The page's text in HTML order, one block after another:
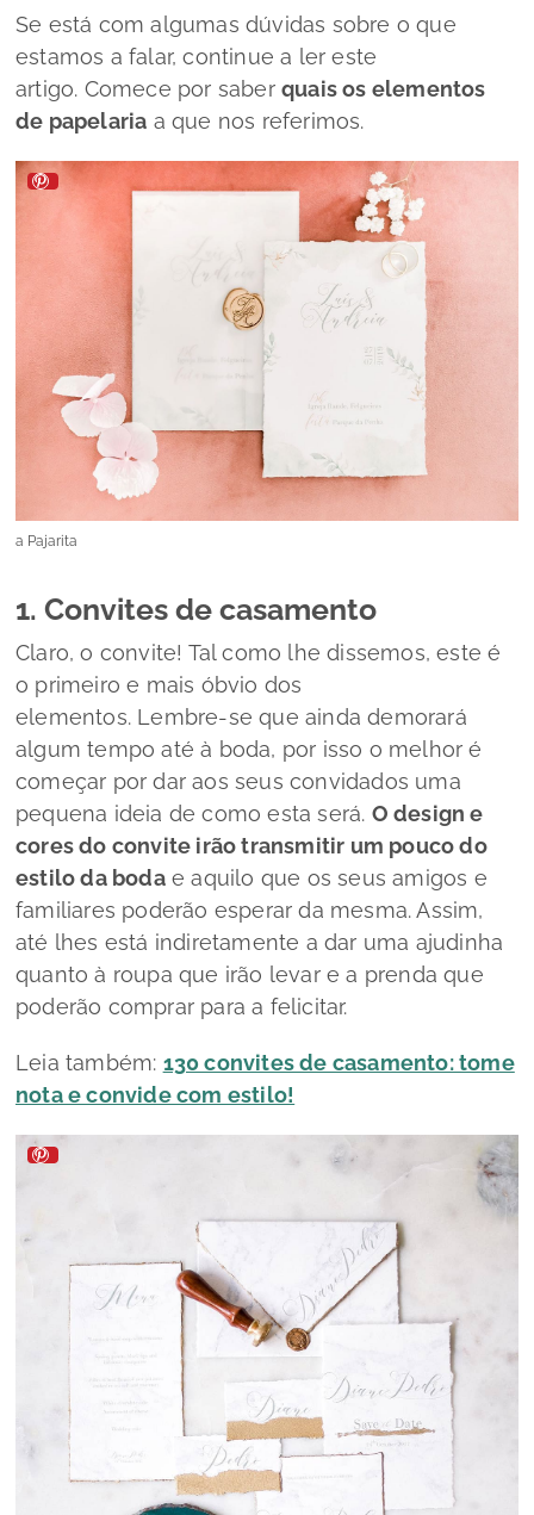
Se está com algumas dúvidas sobre o que
estamos a falar, continue a ler este
artigo. Comece por saberquais os elementos
de papelaria a que nos referimos.
a Pajarita
1. Convites de casamento
Claro, o convite! Tal como lhe dissemos, este é
o primeiro e mais óbvio dos
elementos. Lembre-se que ainda demorará
algum tempo até à boda, por isso o melhor é
começar por dar aos seus convidados uma
pequena ideia de como esta será. Odesign e
cores do convite irão transmitir um pouco do
estilo da bodae aquilo que os seus amigos e
familiares poderão esperar da mesma. Assim,
até lhes está indiretamente a dar uma ajudinha
quanto à roupa que irão levar e a prenda que
poderão comprar para a felicitar.
Leia também: 130 convites de casamento: tome
nota e convide com estilo!